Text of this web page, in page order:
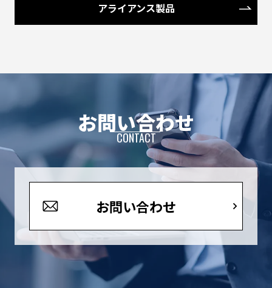
アライアンス製品
お問い合わせ
CONTACT
お問い合わせ